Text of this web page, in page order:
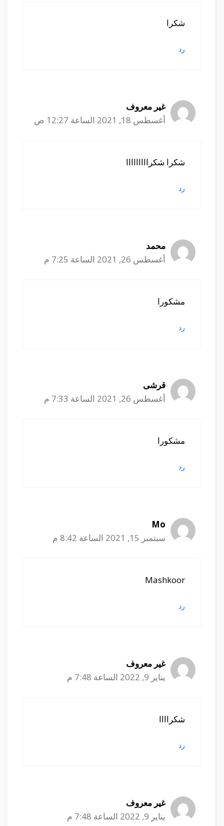
شكرا
رد
غير معروف
أغسطس 18, 2021 الساعة 12:27 ص
شكرا شكرااااااااا
رد
محمد
أغسطس 26, 2021 الساعة 7:25 م
مشكورا
رد
قرشى
أغسطس 26, 2021 الساعة 7:33 م
مشكورا
رد
Mo
سبتمبر 15, 2021 الساعة 8:42 م
Mashkoor
رد
غير معروف
يناير 9, 2022 الساعة 7:48 م
شكراااا
رد
غير معروف
يناير 9, 2022 الساعة 7:48 م